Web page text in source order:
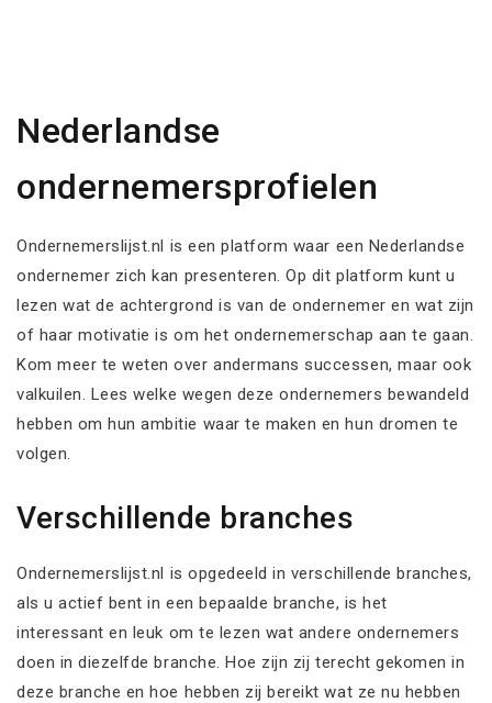
Nederlandse
ondernemersprofielen
Ondernemerslijst.nl is een platform waar een Nederlandse
ondernemer zich kan presenteren. Op dit platform kunt u
lezen wat de achtergrond is van de ondernemer en wat zijn
of haar motivatie is om het ondernemerschap aan te gaan.
Kom meer te weten over andermans successen, maar ook
valkuilen. Lees welke wegen deze ondernemers bewandeld
hebben om hun ambitie waar te maken en hun dromen te
volgen.
Verschillende branches
Ondernemerslijst.nl is opgedeeld in verschillende branches,
als u actief bent in een bepaalde branche, is het
interessant en leuk om te lezen wat andere ondernemers
doen in diezelfde branche. Hoe zijn zij terecht gekomen in
deze branche en hoe hebben zij bereikt wat ze nu hebben